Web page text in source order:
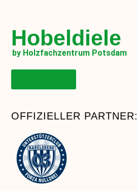
Hobeldiele
by Holzfachzentrum Potsdam
OFFIZIELLER PARTNER: